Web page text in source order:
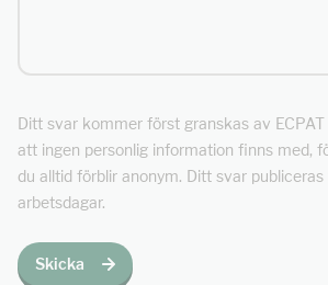
Ditt svar kommer först granskas av
att ingen personlig information finns med,
du alltid förblir anonym. Ditt svar
arbetsdagar.
Skicka